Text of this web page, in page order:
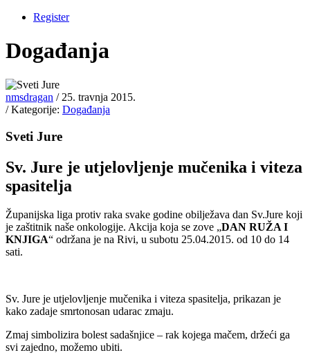
Register
Događanja
nmsdragan / 25. travnja 2015.
/ Kategorije: Događanja
Sveti Jure
Sv. Jure je utjelovljenje mučenika i viteza
spasitelja
Županijska liga protiv raka svake godine obilježava dan Sv.Jure koji
je zaštitnik naše onkologije. Akcija koja se zove „DAN RUŽA I
KNJIGA“ održana je na Rivi, u subotu 25.04.2015. od 10 do 14
sati.
Sv. Jure je utjelovljenje mučenika i viteza spasitelja, prikazan je
kako zadaje smrtonosan udarac zmaju.
Zmaj simbolizira bolest sadašnjice – rak kojega mačem, držeći ga
svi zajedno, možemo ubiti.